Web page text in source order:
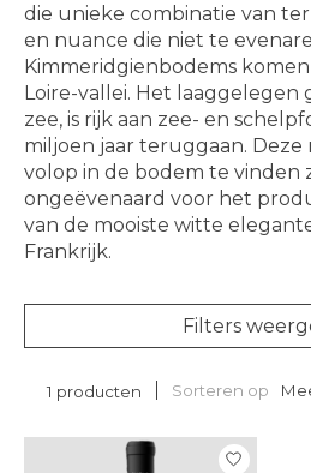
die unieke combinatie van
en nuance die niet te
Kimmeridgienbodems
Loire-vallei. Het laaggelegen
zee, is rijk aan zee- en
miljoen jaar teruggaan. Deze
volop in de bodem te vinden
ongeëvenaard voor het
van de mooiste witte
Frankrijk.
Filters
1 producten Sorteren op